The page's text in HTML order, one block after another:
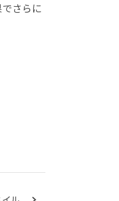
さらに